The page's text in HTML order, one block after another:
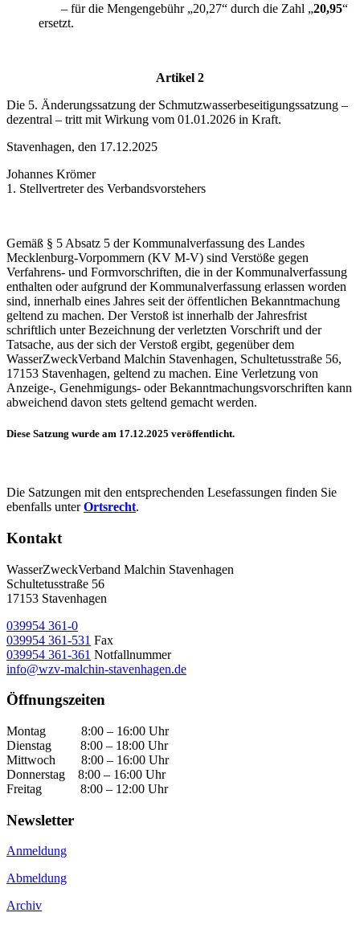
– für die Mengengebühr „20,27“ durch die Zahl „20,95“
ersetzt.
Artikel 2
Die 5. Änderungssatzung der Schmutzwasserbeseitigungssatzung –
dezentral – tritt mit Wirkung vom 01.01.2026 in Kraft.
Stavenhagen, den 17.12.2025
Johannes Krömer
1. Stellvertreter des Verbandsvorstehers
Gemäß § 5 Absatz 5 der Kommunalverfassung des Landes
Mecklenburg-Vorpom­mern (KV M-V) sind Verstöße gegen
Verfahrens- und Formvorschriften, die in der Kommunalverfassung
enthalten oder aufgrund der Kommunalverfassung erlassen worden
sind, innerhalb eines Jahres seit der öffentlichen Bekanntmachung
geltend zu machen. Der Verstoß ist innerhalb der Jahresfrist
schriftlich unter Bezeichnung der verletzten Vorschrift und der
Tatsache, aus der sich der Verstoß ergibt, gegen­über dem
WasserZweckVerband Malchin Stavenhagen, Schultetusstraße 56,
17153 Stavenhagen, geltend zu machen. Eine Verletzung von
Anzeige-, Genehmigungs- oder Bekanntmachungsvorschriften kann
abweichend davon stets geltend gemacht werden.
Diese Satzung wurde am 17.12.2025 veröffentlicht.
Die Satzungen mit den entsprechenden Lesefassungen finden Sie
ebenfalls unterOrtsrecht.
Kontakt
WasserZweckVerband­ Malchin Stavenhagen
Schultetusstraße 56
17153 Stavenhagen
039954 361-0
039954 361-531 Fax
039954 361-361 Notfallnummer
info@wzv-malchin-stavenhagen.de
Öffnungszeiten
Montag 8:00 – 16:00 Uhr
Dienstag 8:00 – 18:00 Uhr
Mittwoch 8:00 – 16:00 Uhr
Donnerstag 8:00 – 16:00 Uhr
Freitag 8:00 – 12:00 Uhr
Newsletter
Anmeldung
Abmeldung
Archiv